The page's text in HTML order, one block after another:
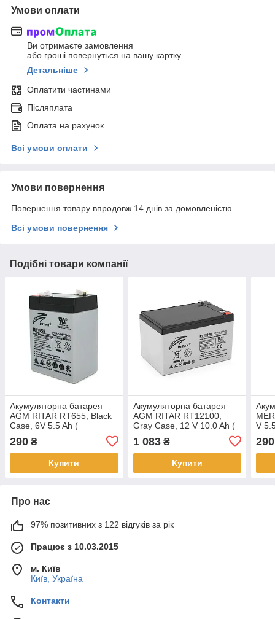
Умови оплати
Ви отримаєте замовлення
або гроші повернуться на вашу картку
Детальніше
Оплатити частинами
Післяплата
Оплата на рахунок
Всі умови оплати
Умови повернення
Повернення товару впродовж 14 днів за домовленістю
Всі умови повернення
Подібні товари компанії
Акумуляторна батарея
AGM RITAR RT655, Black
Case, 6V 5.5 Ah (
70х47х99 (105) ), 0.72 kg
Q20
290 ₴
Купити
Акумуляторна батарея
AGM RITAR RT12100,
Gray Case, 12 V 10.0 Ah (
3.10kg Q10
1 083₴
Купити
V
290
Про нас
97% позитивних з 122 відгуків за рік
Працює з 10.03.2015
м. Київ
Київ, Україна
Контакти